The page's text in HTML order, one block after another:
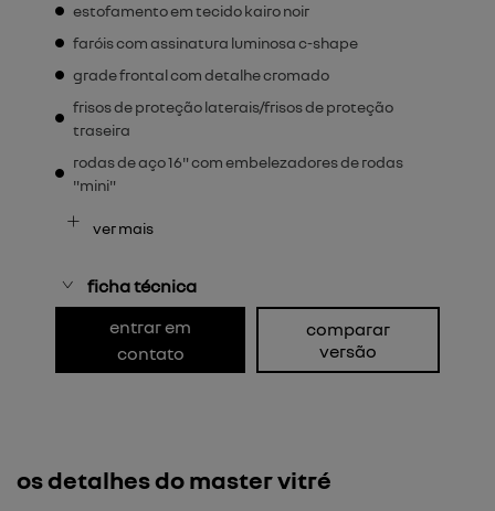
estofamento em tecido kairo noir
faróis com assinatura luminosa c-shape
grade frontal com detalhe cromado
frisos de proteção laterais/frisos de proteção
traseira
rodas de aço 16" com embelezadores de rodas
"mini"
ver mais
ficha técnica
entrar em
contato
comparar
versão
os detalhes do master vitré